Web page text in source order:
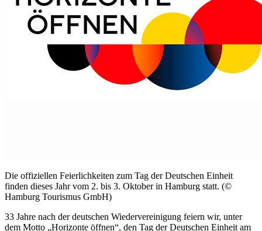
Die offiziellen Feierlichkeiten zum Tag der Deutschen Einheit
finden dieses Jahr vom 2. bis 3. Oktober in Hamburg statt. (©
Hamburg Tourismus GmbH)
33 Jahre nach der deutschen Wiedervereinigung feiern wir, unter
dem Motto „Horizonte öffnen“, den Tag der Deutschen Einheit am